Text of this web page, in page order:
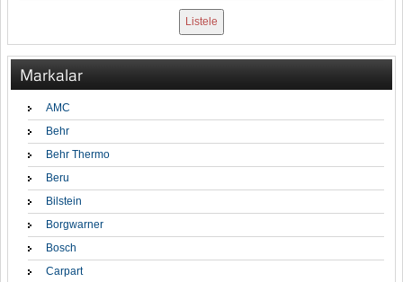
Markalar
AMC
Behr
Behr Thermo
Beru
Bilstein
Borgwarner
Bosch
Carpart